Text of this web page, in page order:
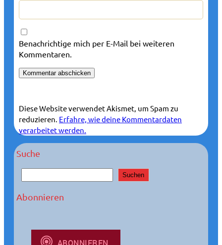
Benachrichtige mich per E-Mail bei weiteren
Kommentaren.
Diese Website verwendet Akismet, um Spam zu
reduzieren. Erfahre, wie deine Kommentardaten
verarbeitet werden.
Suche
u
c
Suchen
Abonnieren